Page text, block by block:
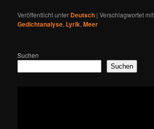
Veröffentlicht unter Deutsch |Verschlagwortet mit
Gedichtanalyse, Lyrik,Meer
Suchen
Suchen